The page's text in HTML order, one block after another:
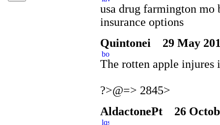
usa drug farmington
insurance options
Quintonei
29 May
The rotten apple injures
?>@=> 2845>
AldactonePt
26